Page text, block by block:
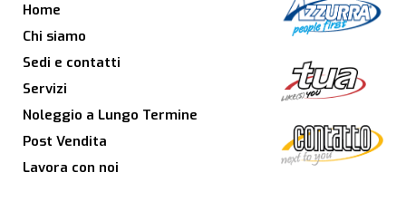
Home
Chi siamo
Sedi e contatti
Servizi
Noleggio a Lungo Termine
Post Vendita
Lavora con noi